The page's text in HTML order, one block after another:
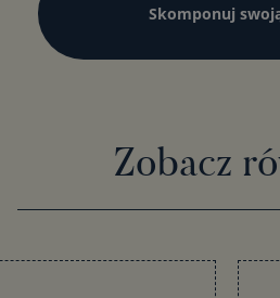
Skomponuj
Zobacz